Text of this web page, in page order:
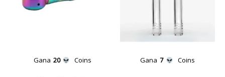
Gana 20 Coins Gana 7 Coins